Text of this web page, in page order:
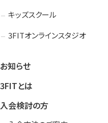
キッズスクール
3FITオンラインスタジオ
お知らせ
3FITとは
入会検討の方